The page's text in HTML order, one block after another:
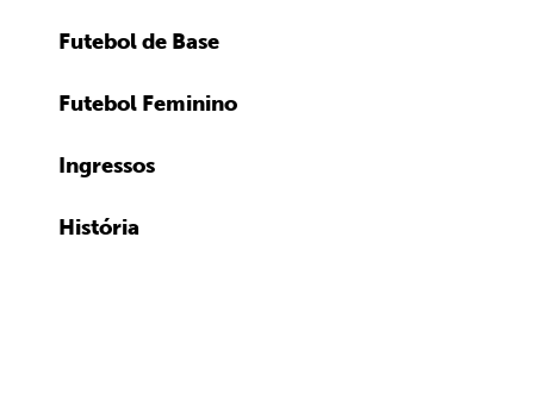
Futebol de Base
Futebol Feminino
Ingressos
História